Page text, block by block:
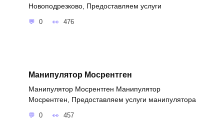
Новоподрезково, Предоставляем услуги
0 476
Манипулятор Мосрентген
Манипулятор Мосрентген Манипулятор
Мосрентген, Предоставляем услуги манипулятора
0 457